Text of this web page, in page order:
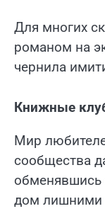
Для многих
романом на
чернила
Книжные
Мир
сообщества
обменявшись
дом лишними